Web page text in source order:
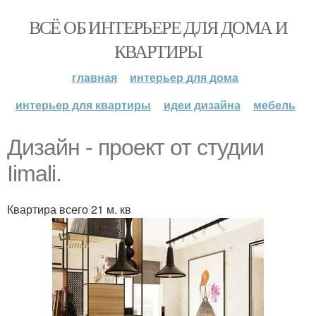
ВСЁ ОБ ИНТЕРЬЕРЕ ДЛЯ ДОМА И
КВАРТИРЫ
главная
интерьер для дома
интерьер для квартиры
идеи дизайна мебель
Дизайн - проект от студии
Iimali.
Квартира всего 21 м. кв